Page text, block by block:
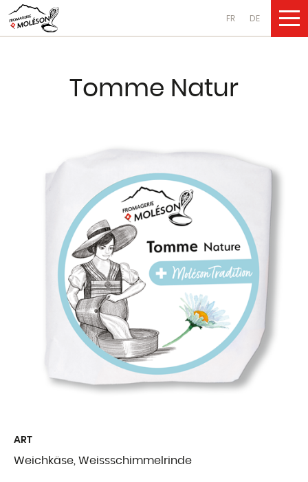
FR DE
Käsesorten
aus Ziegenmilch
Molkereiprodukte
aus Kuhmilch
aus Ziegenmilch
aus Schafsmilch
Freiburger
Käse aus dem
Ergänzende
Tomme Natur
ART
Weichkäse, Weissschimmelrinde